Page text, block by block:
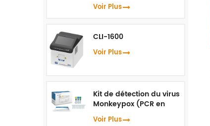
Voir Plus
CLI-1600
Voir Plus
Kit de détection du virus
Monkeypox (PCR en
temps réel)
Voir Plus